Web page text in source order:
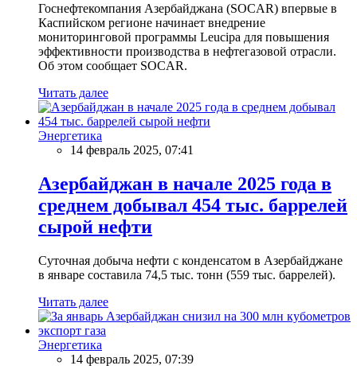
Госнефтекомпания Азербайджана (SOCAR) впервые в
Каспийском регионе начинает внедрение
мониторинговой программы Leucipa для повышения
эффективности производства в нефтегазовой отрасли.
Об этом сообщает SOCAR.
Читать далее
Энергетика
14 февраль 2025, 07:41
Азербайджан в начале 2025 года в
среднем добывал 454 тыс. баррелей
сырой нефти
Суточная добыча нефти с конденсатом в Азербайджане
в январе составила 74,5 тыс. тонн (559 тыс. баррелей).
Читать далее
Энергетика
14 февраль 2025, 07:39